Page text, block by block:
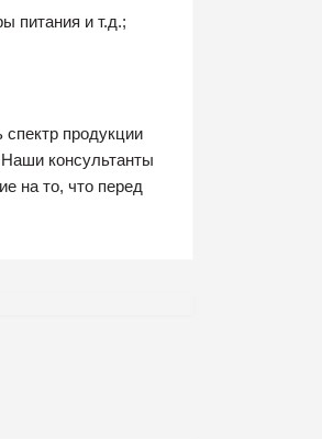
питания и т.д.;
продукции
консультанты
на то, что перед